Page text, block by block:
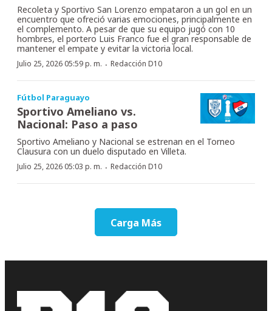
Recoleta y Sportivo San Lorenzo empataron a un gol en un
encuentro que ofreció varias emociones, principalmente en
el complemento. A pesar de que su equipo jugó con 10
hombres, el portero Luis Franco fue el gran responsable de
mantener el empate y evitar la victoria local.
Julio 25, 2026 05:59 p. m. · Redacción D10
Fútbol Paraguayo
Sportivo Ameliano vs.
Nacional: Paso a paso
Sportivo Ameliano y Nacional se estrenan en el Torneo
Clausura con un duelo disputado en Villeta.
Julio 25, 2026 05:03 p. m. · Redacción D10
Carga Más